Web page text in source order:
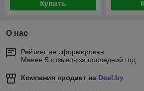
Купить
О нас
Рейтинг не сформирован
Менее 5 отзывов за последний год
Компания продает на Deal.by